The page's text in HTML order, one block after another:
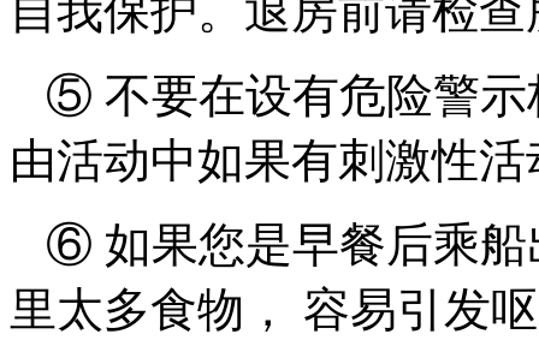
自我保护。退房前请检
⑤ 不要在设有危险警示
由活动中如果有刺激性
⑥ 如果您是早餐后乘船
里太多食物， 容易引发